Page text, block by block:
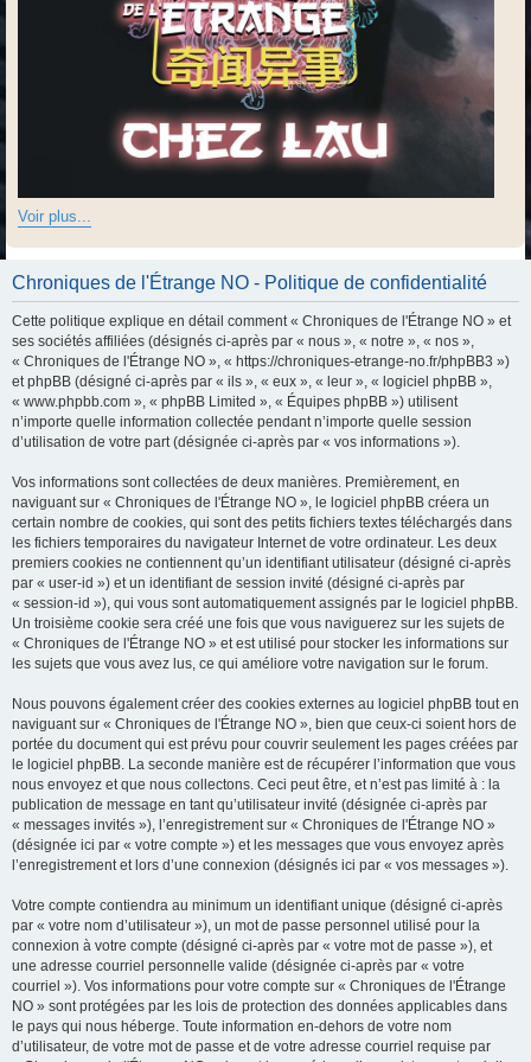
Voir plus...
Chroniques de l'Étrange NO - Politique de confidentialité
Cette politique explique en détail comment « Chroniques de l'Étrange NO » et
ses sociétés affiliées (désignés ci-après par « nous », « notre », « nos »,
« Chroniques de l'Étrange NO », « https://chroniques-etrange-no.fr/phpBB3 »)
et phpBB (désigné ci-après par « ils », « eux », « leur », « logiciel phpBB »,
« www.phpbb.com », « phpBB Limited », « Équipes phpBB ») utilisent
n’importe quelle information collectée pendant n’importe quelle session
d’utilisation de votre part (désignée ci-après par « vos informations »).
Vos informations sont collectées de deux manières. Premièrement, en
naviguant sur « Chroniques de l'Étrange NO », le logiciel phpBB créera un
certain nombre de cookies, qui sont des petits fichiers textes téléchargés dans
les fichiers temporaires du navigateur Internet de votre ordinateur. Les deux
premiers cookies ne contiennent qu’un identifiant utilisateur (désigné ci-après
par « user-id ») et un identifiant de session invité (désigné ci-après par
« session-id »), qui vous sont automatiquement assignés par le logiciel phpBB.
Un troisième cookie sera créé une fois que vous naviguerez sur les sujets de
« Chroniques de l'Étrange NO » et est utilisé pour stocker les informations sur
les sujets que vous avez lus, ce qui améliore votre navigation sur le forum.
Nous pouvons également créer des cookies externes au logiciel phpBB tout en
naviguant sur « Chroniques de l'Étrange NO », bien que ceux-ci soient hors de
portée du document qui est prévu pour couvrir seulement les pages créées par
le logiciel phpBB. La seconde manière est de récupérer l’information que vous
nous envoyez et que nous collectons. Ceci peut être, et n’est pas limité à : la
publication de message en tant qu’utilisateur invité (désignée ci-après par
« messages invités »), l’enregistrement sur « Chroniques de l'Étrange NO »
(désignée ici par « votre compte ») et les messages que vous envoyez après
l’enregistrement et lors d’une connexion (désignés ici par « vos messages »).
Votre compte contiendra au minimum un identifiant unique (désigné ci-après
par « votre nom d’utilisateur »), un mot de passe personnel utilisé pour la
connexion à votre compte (désigné ci-après par « votre mot de passe »), et
une adresse courriel personnelle valide (désignée ci-après par « votre
courriel »). Vos informations pour votre compte sur « Chroniques de l'Étrange
NO » sont protégées par les lois de protection des données applicables dans
le pays qui nous héberge. Toute information en-dehors de votre nom
d’utilisateur, de votre mot de passe et de votre adresse courriel requise par